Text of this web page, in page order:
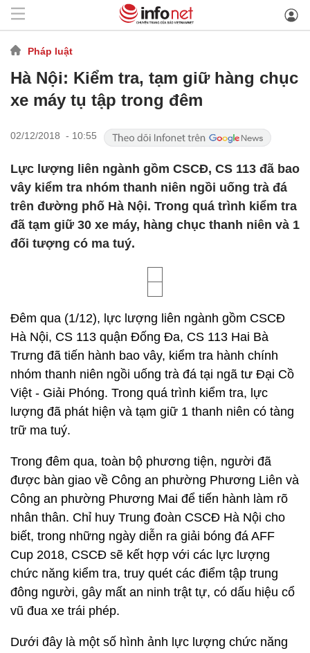
Pháp luật
Hà Nội: Kiểm tra, tạm giữ hàng chục
xe máy tụ tập trong đêm
02/12/2018 - 10:55
Lực lượng liên ngành gồm CSCĐ, CS 113 đã bao
vây kiểm tra nhóm thanh niên ngồi uống trà đá
trên đường phố Hà Nội. Trong quá trình kiểm tra
đã tạm giữ 30 xe máy, hàng chục thanh niên và 1
đối tượng có ma tuý.
Đêm qua (1/12), lực lượng liên ngành gồm CSCĐ
Hà Nội, CS 113 quận Đống Đa, CS 113 Hai Bà
Trưng đã tiến hành bao vây, kiểm tra hành chính
nhóm thanh niên ngồi uống trà đá tại ngã tư Đại Cồ
Việt - Giải Phóng. Trong quá trình kiểm tra, lực
lượng đã phát hiện và tạm giữ 1 thanh niên có tàng
trữ ma tuý.
Trong đêm qua, toàn bộ phương tiện, người đã
được bàn giao về Công an phường Phương Liên và
Công an phường Phương Mai để tiến hành làm rõ
nhân thân. Chỉ huy Trung đoàn CSCĐ Hà Nội cho
biết, trong những ngày diễn ra giải bóng đá AFF
Cup 2018, CSCĐ sẽ kết hợp với các lực lượng
chức năng kiểm tra, truy quét các điểm tập trung
đông người, gây mất an ninh trật tự, có dấu hiệu cổ
vũ đua xe trái phép.
Dưới đây là một số hình ảnh lực lượng chức năng